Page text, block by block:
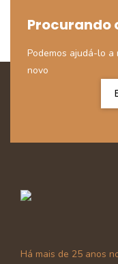
Procurando
Podemos ajudá-lo a
novo
Há mais de 25 anos